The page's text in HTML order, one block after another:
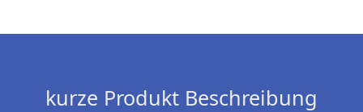
kurze Produkt Beschreibung